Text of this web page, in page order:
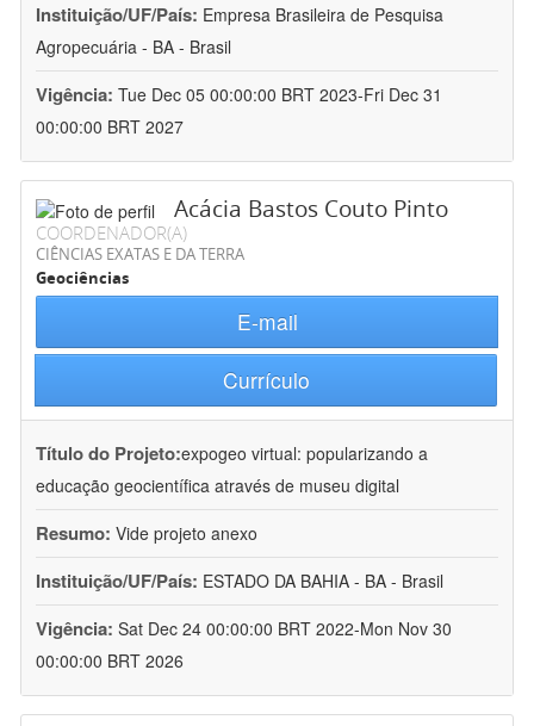
Instituição/UF/País: Empresa Brasileira de Pesquisa
Agropecuária - BA - Brasil
Vigência: Tue Dec 05 00:00:00 BRT 2023-Fri Dec 31
00:00:00 BRT 2027
Acácia Bastos Couto Pinto
COORDENADOR(A)
CIÊNCIAS EXATAS E DA TERRA
Geociências
E-mail
Currículo
Título do Projeto:expogeo virtual: popularizando a
educação geocientífica através de museu digital
Resumo: Vide projeto anexo
Instituição/UF/País: ESTADO DA BAHIA - BA - Brasil
Vigência: Sat Dec 24 00:00:00 BRT 2022-Mon Nov 30
00:00:00 BRT 2026